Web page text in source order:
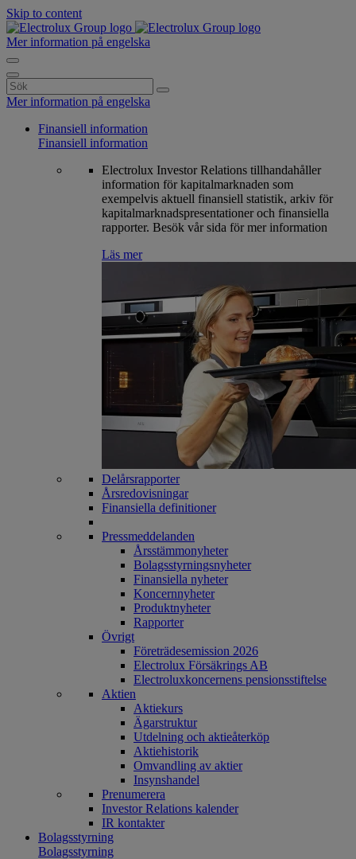
Skip to content
Mer information på engelska
Search
for:
Mer information på engelska
Finansiell information
Finansiell information
Electrolux Investor Relations tillhandahåller
information för kapitalmarknaden som
exempelvis aktuell finansiell statistik, arkiv för
kapitalmarknadspresentationer och finansiella
rapporter. Besök vår sida för mer information
Läs mer
Delårsrapporter
Årsredovisningar
Finansiella definitioner
Pressmeddelanden
Årsstämmonyheter
Bolagsstyrningsnyheter
Finansiella nyheter
Koncernnyheter
Produktnyheter
Rapporter
Övrigt
Företrädesemission 2026
Electrolux Försäkrings AB
Electroluxkoncernens pensionsstiftelse
Aktien
Aktiekurs
Ägarstruktur
Utdelning och aktieåterköp
Aktiehistorik
Omvandling av aktier
Insynshandel
Prenumerera
Investor Relations kalender
IR kontakter
Bolagsstyrning
Bolagsstyrning